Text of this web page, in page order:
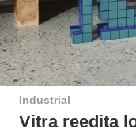
Industrial
Vitra reedita